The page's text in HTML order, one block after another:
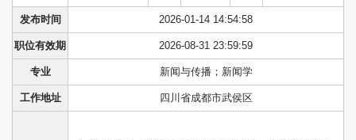
发布时间 2026-01-14 14:54:58
职位有效期 2026-08-31 23:59:59
专业 新闻与传播；新闻学
工作地址 四川省成都市武侯区